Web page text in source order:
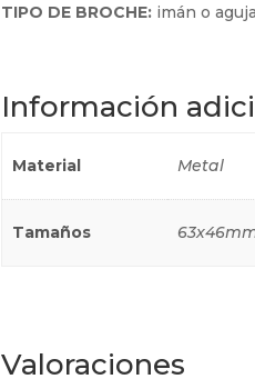
TIPO DE BROCHE: imán o
Información
Material Metal
Tamaños
Valoraciones